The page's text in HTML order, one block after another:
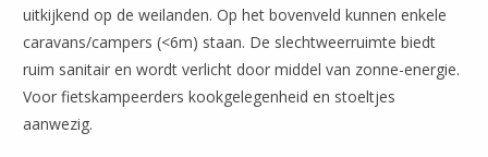
uitkijkend op de weilanden. Op het bovenveld kunnen enkele
caravans/campers (<6m) staan. De slechtweerruimte biedt
ruim sanitair en wordt verlicht door middel van zonne-energie.
Voor fietskampeerders kookgelegenheid en stoeltjes
aanwezig.